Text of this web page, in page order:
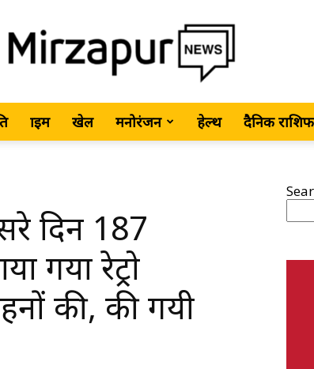
MirzapurNews.com
•
क्राइम खेल मनोरंजन हेल्थ दैनिक
दिन 187
गया रेट्रो
की, की गयी